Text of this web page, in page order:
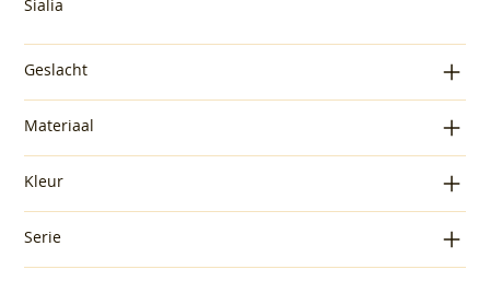
Sialia
Geslacht
Materiaal
Kleur
Serie